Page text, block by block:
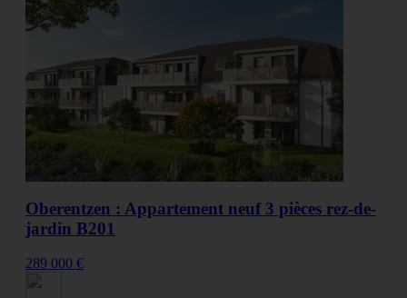
Oberentzen : Appartement neuf 3 pièces rez-de-
jardin B201
289 000 €